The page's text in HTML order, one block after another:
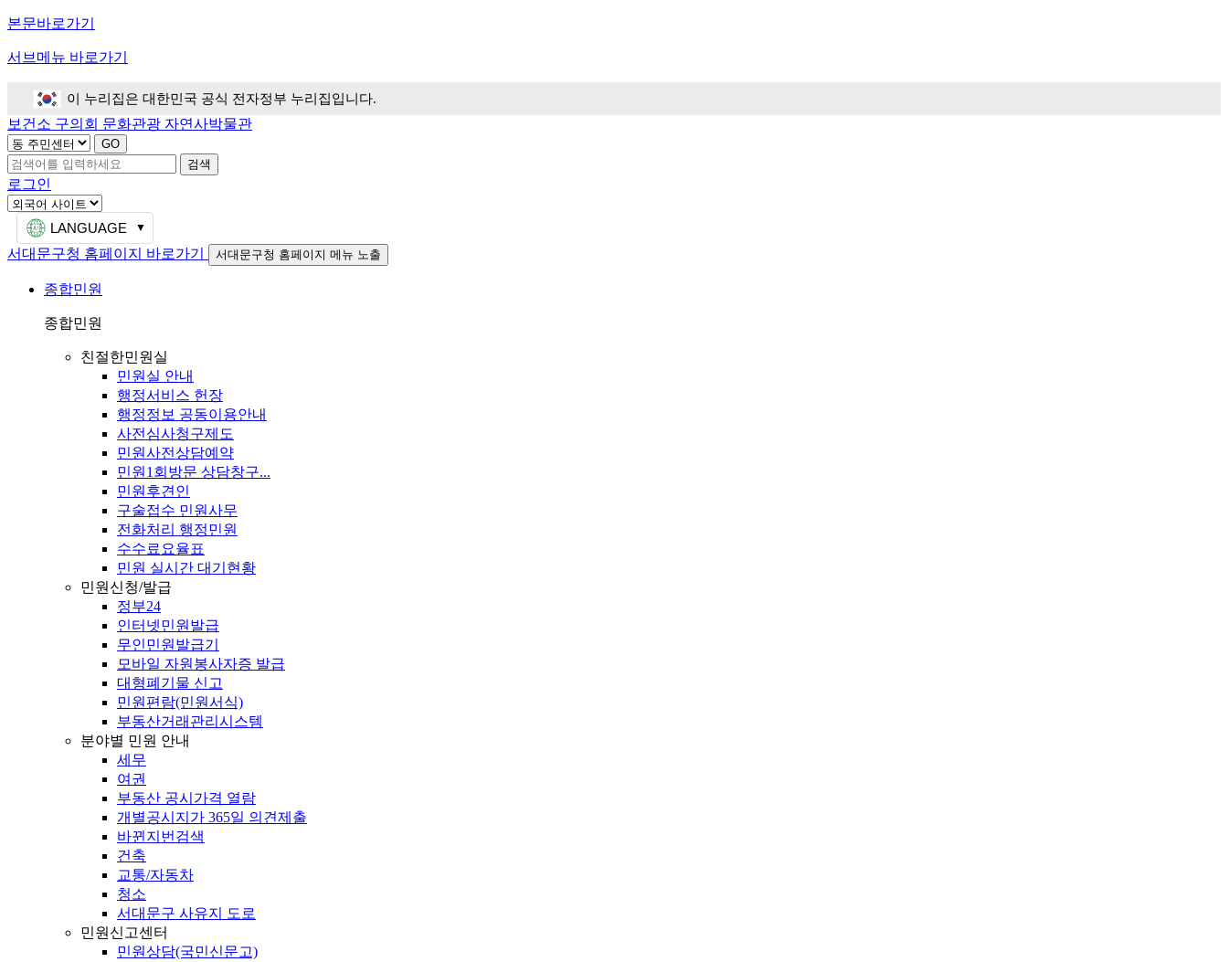
본문바로가기
서브메뉴 바로가기
이 누리집은 대한민국 공식 전자정부 누리집입니다.
보건소 구의회 문화관광 자연사박물관
검색
로그인
LANGUAGE
서대문구청 홈페이지 바로가기
서대문구청 홈페이지 메뉴 노출
종합민원
종합민원
친절한민원실
민원실 안내
행정서비스 헌장
행정정보 공동이용안내
사전심사청구제도
민원사전상담예약
민원1회방문 상담창구...
민원후견인
구술접수 민원사무
전화처리 행정민원
수수료요율표
민원 실시간 대기현황
민원신청/발급
정부24
인터넷민원발급
무인민원발급기
모바일 자원봉사자증 발급
대형폐기물 신고
민원편람(민원서식)
부동산거래관리시스템
분야별 민원 안내
세무
여권
부동산 공시가격 열람
개별공시지가 365일 의견제출
바뀐지번검색
건축
교통/자동차
청소
서대문구 사유지 도로
민원신고센터
민원상담(국민신문고)